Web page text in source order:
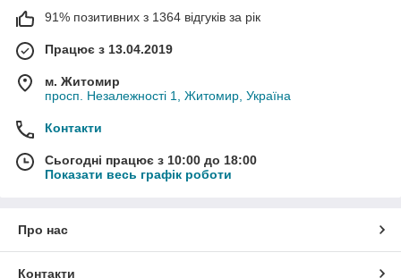
91% позитивних з 1364 відгуків за рік
Працює з 13.04.2019
м. Житомир
просп. Незалежності 1, Житомир, Україна
Контакти
Сьогодні працює з 10:00 до 18:00
Показати весь графік роботи
Про нас
Контакти